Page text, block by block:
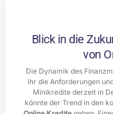
Blick in die
von
Die Dynamik des
ihr die Anforderungen
Minikredite derzeit in
könnte der Trend in den